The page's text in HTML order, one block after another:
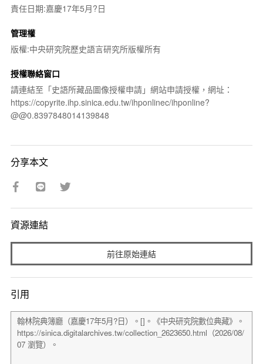
責任日期:嘉慶17年5月?日
管理權
版權:中央研究院歷史語言研究所版權所有
授權聯絡窗口
請連結至「史語所藏品圖像授權申請」網站申請授權，網址：
https://copyrite.ihp.sinica.edu.tw/ihponlinec/ihponline?
@@0.8397848014139848
分享本文
資源連結
前往原始連結
引用